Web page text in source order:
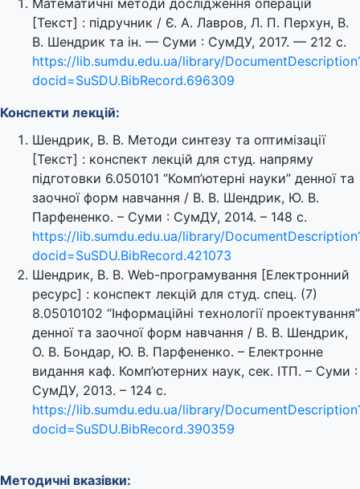
Математичні методи дослідження операцій
[Текст] : підручник / Є. А. Лавров, Л. П. Перхун, В.
В. Шендрик та ін. — Суми : СумДУ, 2017. — 212 с.
https://lib.sumdu.edu.ua/library/
docid=SuSDU.BibRecord.696309
Конспекти лекцій:
Шендрик, В. В. Методи синтезу та оптимізації
[Текст] : конспект лекцій для студ. напряму
підготовки 6.050101 “Комп’ютерні науки” денної та
заочної форм навчання / В. В. Шендрик, Ю. В.
Парфененко. – Суми : СумДУ, 2014. – 148 с.
https://lib.sumdu.edu.ua/library/
docid=SuSDU.BibRecord.421073
Шендрик, В. В. Web-програмування [Електронний
ресурс] : конспект лекцій для студ. спец. (7)
8.05010102 “Інформаційні технології проектування”
денної та заочної форм навчання / В. В. Шендрик,
О. В. Бондар, Ю. В. Парфененко. – Електронне
видання каф. Комп’ютерних наук, сек. ІТП. – Суми :
СумДУ, 2013. – 124 с.
https://lib.sumdu.edu.ua/library/
docid=SuSDU.BibRecord.390359
Методичні вказівки: